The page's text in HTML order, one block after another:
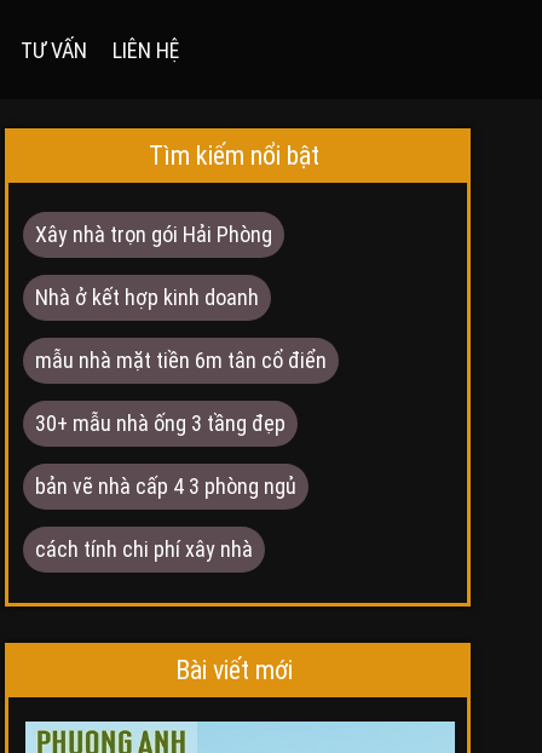
TƯ VẤN LIÊN HỆ
Tìm kiếm nổi bật
Xây nhà trọn gói Hải Phòng
Nhà ở kết hợp kinh doanh
mẫu nhà mặt tiền 6m tân cổ điển
30+ mẫu nhà ống 3 tầng đẹp
bản vẽ nhà cấp 4 3 phòng ngủ
cách tính chi phí xây nhà
Bài viết mới